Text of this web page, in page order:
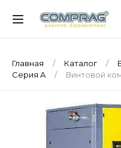
Главная Каталог
Серия A
Винтовой